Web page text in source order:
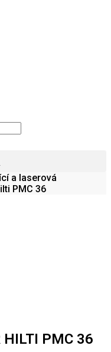
a laserová
PMC 36
HILTI PMC 36